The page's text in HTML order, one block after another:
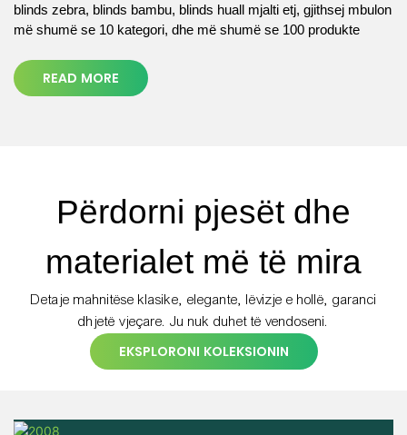
blinds zebra, blinds bambu, blinds huall mjalti etj, gjithsej mbulon
më shumë se 10 kategori, dhe më shumë se 100 produkte
READ MORE
Përdorni pjesët dhe
materialet më të mira
Detaje mahnitëse klasike, elegante, lëvizje e hollë, garanci
dhjetë vjeçare. Ju nuk duhet të vendoseni.
EKSPLORONI KOLEKSIONIN